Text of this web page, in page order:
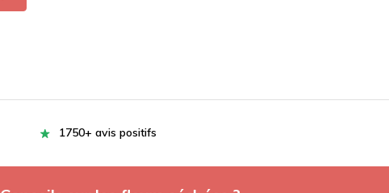
1750+ avis positifs